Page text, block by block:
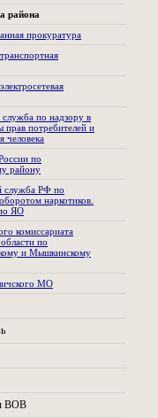
района
прокуратура
служба по надзору в
прав потребителей и
человека
по
району
служба РФ по
наркотиков.
ЯО
комиссариата
по
и Мышкинскому
МО
ВОВ